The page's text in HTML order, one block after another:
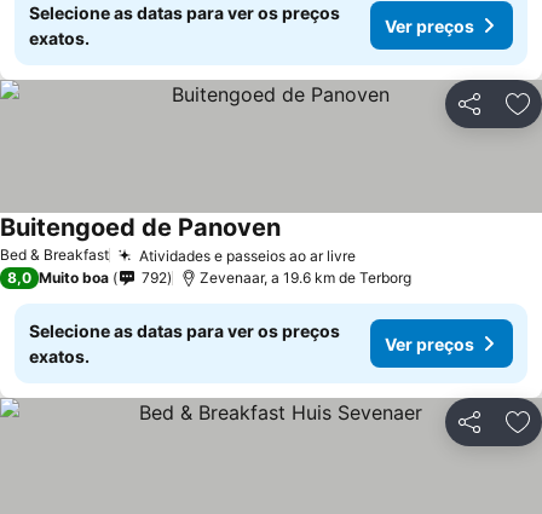
Selecione as datas para ver os preços
exatos.
Ver preços
Partilhar
Bed & Breakfast Atividades e passeios ao ar livreVer preços
Buitengoed de PanovenVer preços
8,0 Muito boa 792 Zevenaar, a 19.6 km de Terborg
Selecione as datas para ver os preços
exatos.
Ver preços
Partilhar